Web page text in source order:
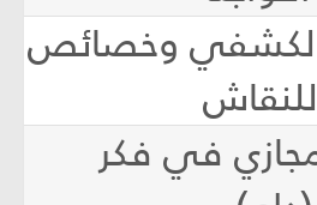
الكشفي وخصائص
في فكر